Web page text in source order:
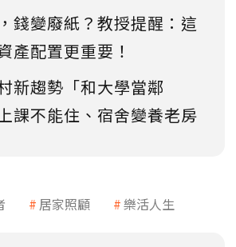
錢變廢紙？教授提醒：這
產配置更重要！
新趨勢「和大學當鄰
課不能住、宿舍變養老房
居家照顧 樂活人生